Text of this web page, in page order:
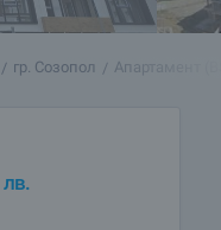
гр. Созопол Апартамент
лв.